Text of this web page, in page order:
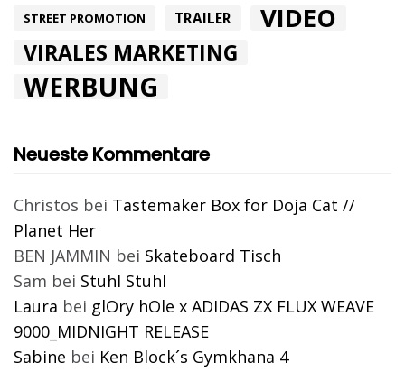
STREET PROMOTION TRAILER VIDEO
VIRALES MARKETING
WERBUNG
Neueste Kommentare
Christos bei Tastemaker Box for Doja Cat //
Planet Her
BEN JAMMIN bei Skateboard Tisch
Sam bei Stuhl Stuhl
Laura bei glOry hOle x ADIDAS ZX FLUX WEAVE
9000_MIDNIGHT RELEASE
Sabine bei Ken Block´s Gymkhana 4